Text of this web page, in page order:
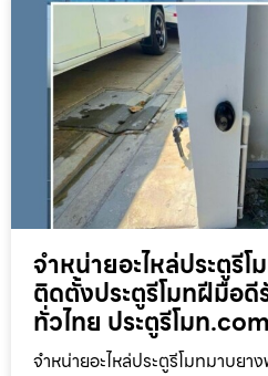
จำหน่ายอะไหล่ประตูรี
ติดตั้งประตูรีโมทฝีมือดี
ทั่วไทย ประตูรีโมท.com
จำหน่ายอะไหล่ประตูรีโมทมาบยา